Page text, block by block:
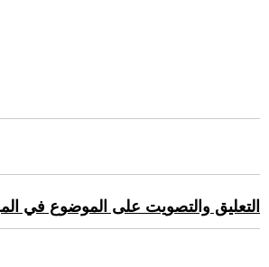
التعليق والتصويت على الموضوع في